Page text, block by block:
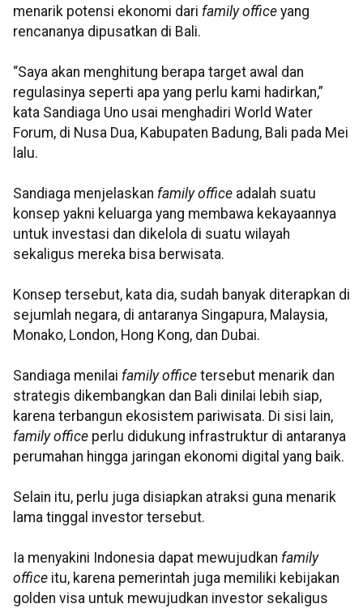
menarik potensi ekonomi dari family office yang
rencananya dipusatkan di Bali.
“Saya akan menghitung berapa target awal dan
regulasinya seperti apa yang perlu kami hadirkan,”
kata Sandiaga Uno usai menghadiri World Water
Forum, di Nusa Dua, Kabupaten Badung, Bali pada Mei
lalu.
Sandiaga menjelaskan family office adalah suatu
konsep yakni keluarga yang membawa kekayaannya
untuk investasi dan dikelola di suatu wilayah
sekaligus mereka bisa berwisata.
Konsep tersebut, kata dia, sudah banyak diterapkan di
sejumlah negara, di antaranya Singapura, Malaysia,
Monako, London, Hong Kong, dan Dubai.
Sandiaga menilai family office tersebut menarik dan
strategis dikembangkan dan Bali dinilai lebih siap,
karena terbangun ekosistem pariwisata. Di sisi lain,
family office perlu didukung infrastruktur di antaranya
perumahan hingga jaringan ekonomi digital yang baik.
Selain itu, perlu juga disiapkan atraksi guna menarik
lama tinggal investor tersebut.
Ia menyakini Indonesia dapat mewujudkan family
office itu, karena pemerintah juga memiliki kebijakan
golden visa untuk mewujudkan investor sekaligus